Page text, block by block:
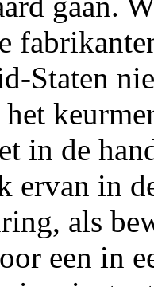
Staten
in de
ervan in
als
een in